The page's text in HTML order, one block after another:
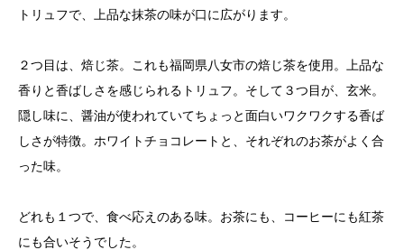
トリュフで、上品な抹茶の味が口に広がります。
２つ目は、焙じ茶。これも福岡県八女市の焙じ茶を使用。上品な
香りと香ばしさを感じられるトリュフ。そして３つ目が、玄米。
隠し味に、醤油が使われていてちょっと面白いワクワクする香ば
しさが特徴。ホワイトチョコレートと、それぞれのお茶がよく合
った味。
どれも１つで、食べ応えのある味。お茶にも、コーヒーにも紅茶
にも合いそうでした。